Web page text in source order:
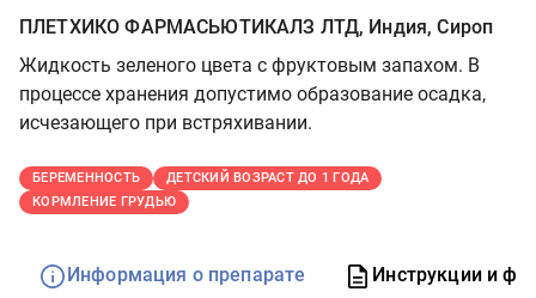
ПЛЕТХИКО ФАРМАСЬЮТИКАЛЗ ЛТД, Индия, Сироп
Жидкость зеленого цвета с фруктовым запахом. В
процессе хранения допустимо образование осадка,
исчезающего при встряхивании.
БЕРЕМЕННОСТЬ
ДЕТСКИЙ ВОЗРАСТ ДО 1 ГОДА
КОРМЛЕНИЕ ГРУДЬЮ
Информация о препарате Инструкции и